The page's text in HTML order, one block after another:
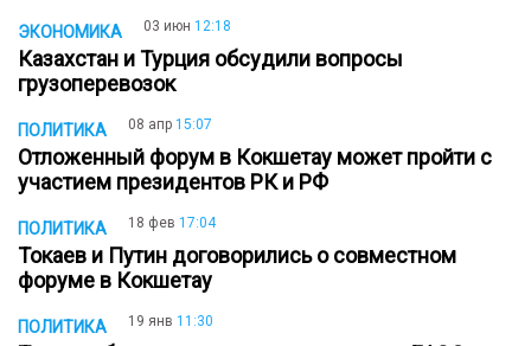
ЭКОНОМИКА 03 июн 12:18
Казахстан и Турция обсудили вопросы
грузоперевозок
ПОЛИТИКА 08 апр 15:07
Отложенный форум в Кокшетау может пройти с
участием президентов РК и РФ
ПОЛИТИКА 18 фев 17:04
Токаев и Путин договорились о совместном
форуме в Кокшетау
ПОЛИТИКА 19 янв 11:30